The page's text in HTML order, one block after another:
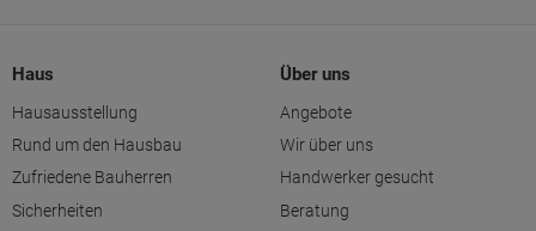
Haus
Hausausstellung
Rund um den Hausbau
Zufriedene Bauherren
Sicherheiten
Über uns
Angebote
Wir über uns
Handwerker gesucht
Beratung